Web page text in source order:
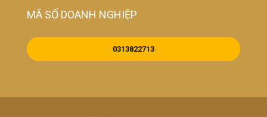
MÃ SỐ DOANH NGHIỆP
0313822713